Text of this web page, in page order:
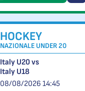
HOCKEY
NAZIONALE UNDER 20
Italy U20 vs
Italy U18
08/08/2026 14:45